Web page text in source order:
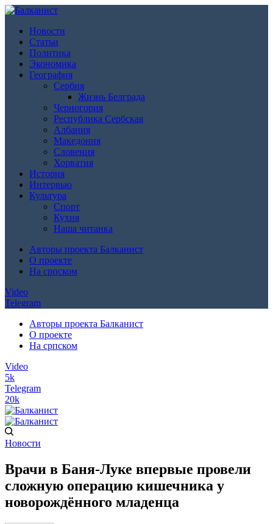
Новости
Статьи
Политика
Экономика
География
Сербия
Жизнь Белграда
Черногория
Республика Сербская
Албания
Македония
Словения
Хорватия
История
Интервью
Культура
Спорт
Кухня
Наша читанка
Авторы проекта Балканист
О проекте
На српском
Video
Telegram
Авторы проекта Балканист
О проекте
На српском
Video
5k
Telegram
20k
Новости
Врачи в Баня-Луке впервые провели
сложную операцию кишечника у
новорождённого младенца